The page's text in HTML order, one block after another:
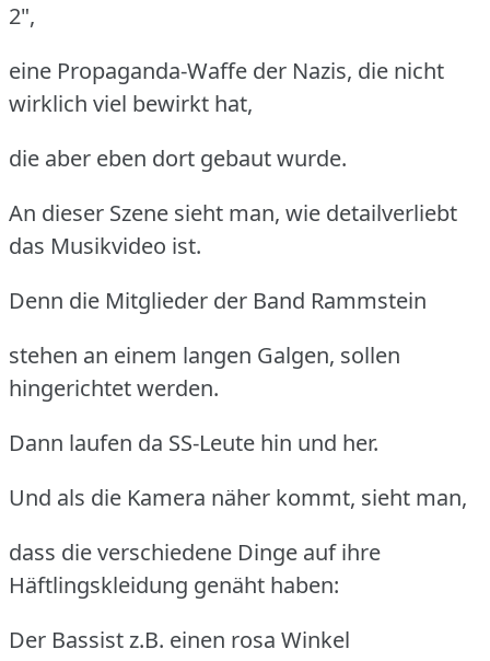
2",
eine Propaganda-Waffe der Nazis, die nicht
wirklich viel bewirkt hat,
die aber eben dort gebaut wurde.
An dieser Szene sieht man, wie detailverliebt
das Musikvideo ist.
Denn die Mitglieder der Band Rammstein
stehen an einem langen Galgen, sollen
hingerichtet werden.
Dann laufen da SS-Leute hin und her.
Und als die Kamera näher kommt, sieht man,
dass die verschiedene Dinge auf ihre
Häftlingskleidung genäht haben:
Der Bassist z.B. einen rosa Winkel